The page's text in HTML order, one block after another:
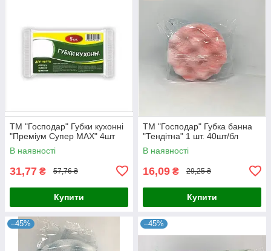
ТМ "Господар" Губки кухонні
"Преміум Супер МАХ" 4шт
В наявності
31,77 ₴ 57,76 ₴
Купити
ТМ "Господар" Губка банна
"Тендітна" 1 шт. 40шт/бл
В наявності
16,09 ₴ 29,25 ₴
Купити
–45% –45%